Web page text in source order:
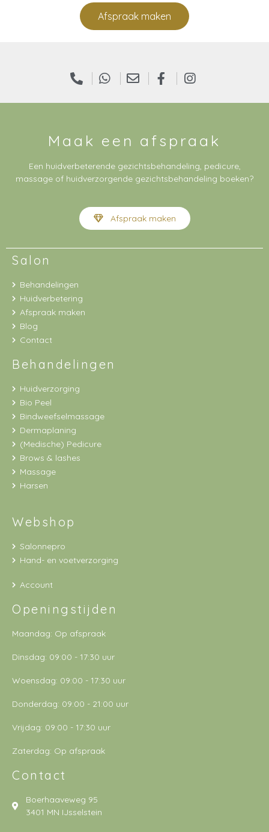
Afspraak maken
Maak een afspraak
Een huidverbeterende gezichtsbehandeling, pedicure,
massage of huidverzorgende gezichtsbehandeling boeken?
Afspraak maken
Salon
Behandelingen
Huidverbetering
Afspraak maken
Blog
Contact
Behandelingen
Huidverzorging
Bio Peel
Bindweefselmassage
Dermaplaning
(Medische) Pedicure
Brows & lashes
Massage
Harsen
Webshop
Salonnepro
Hand- en voetverzorging
Account
Openingstijden
Maandag: Op afspraak
Dinsdag: 09:00 - 17:30 uur
Woensdag: 09:00 - 17:30 uur
Donderdag: 09:00 - 21:00 uur
Vrijdag: 09:00 - 17:30 uur
Zaterdag: Op afspraak
Contact
Boerhaaveweg 95
3401 MN IJsselstein